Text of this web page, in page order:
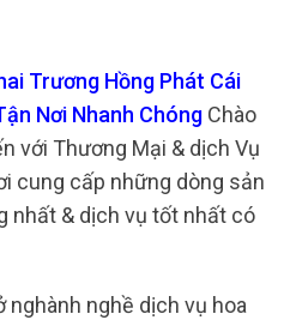
Trương Hồng Phát Cái
Nơi Nhanh Chóng Chào
với Thương Mại & dịch Vụ
cung cấp những dòng sản
nhất & dịch vụ tốt nhất có
nghành nghề dịch vụ hoa